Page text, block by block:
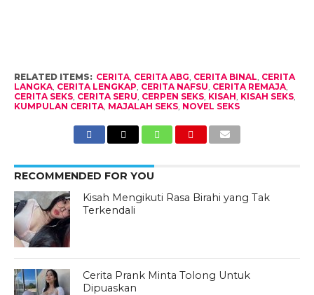
RELATED ITEMS: CERITA, CERITA ABG, CERITA BINAL, CERITA
LANGKA, CERITA LENGKAP, CERITA NAFSU, CERITA REMAJA,
CERITA SEKS, CERITA SERU, CERPEN SEKS, KISAH, KISAH SEKS,
KUMPULAN CERITA, MAJALAH SEKS, NOVEL SEKS
RECOMMENDED FOR YOU
Kisah Mengikuti Rasa Birahi yang Tak
Terkendali
Cerita Prank Minta Tolong Untuk
Dipuaskan